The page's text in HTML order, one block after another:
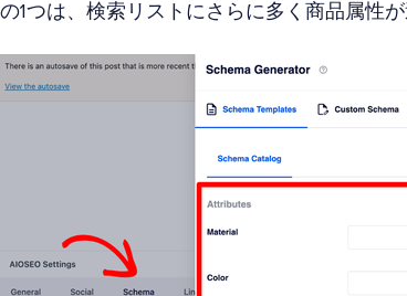
の1つは、検索リストにさらに多く商品属性